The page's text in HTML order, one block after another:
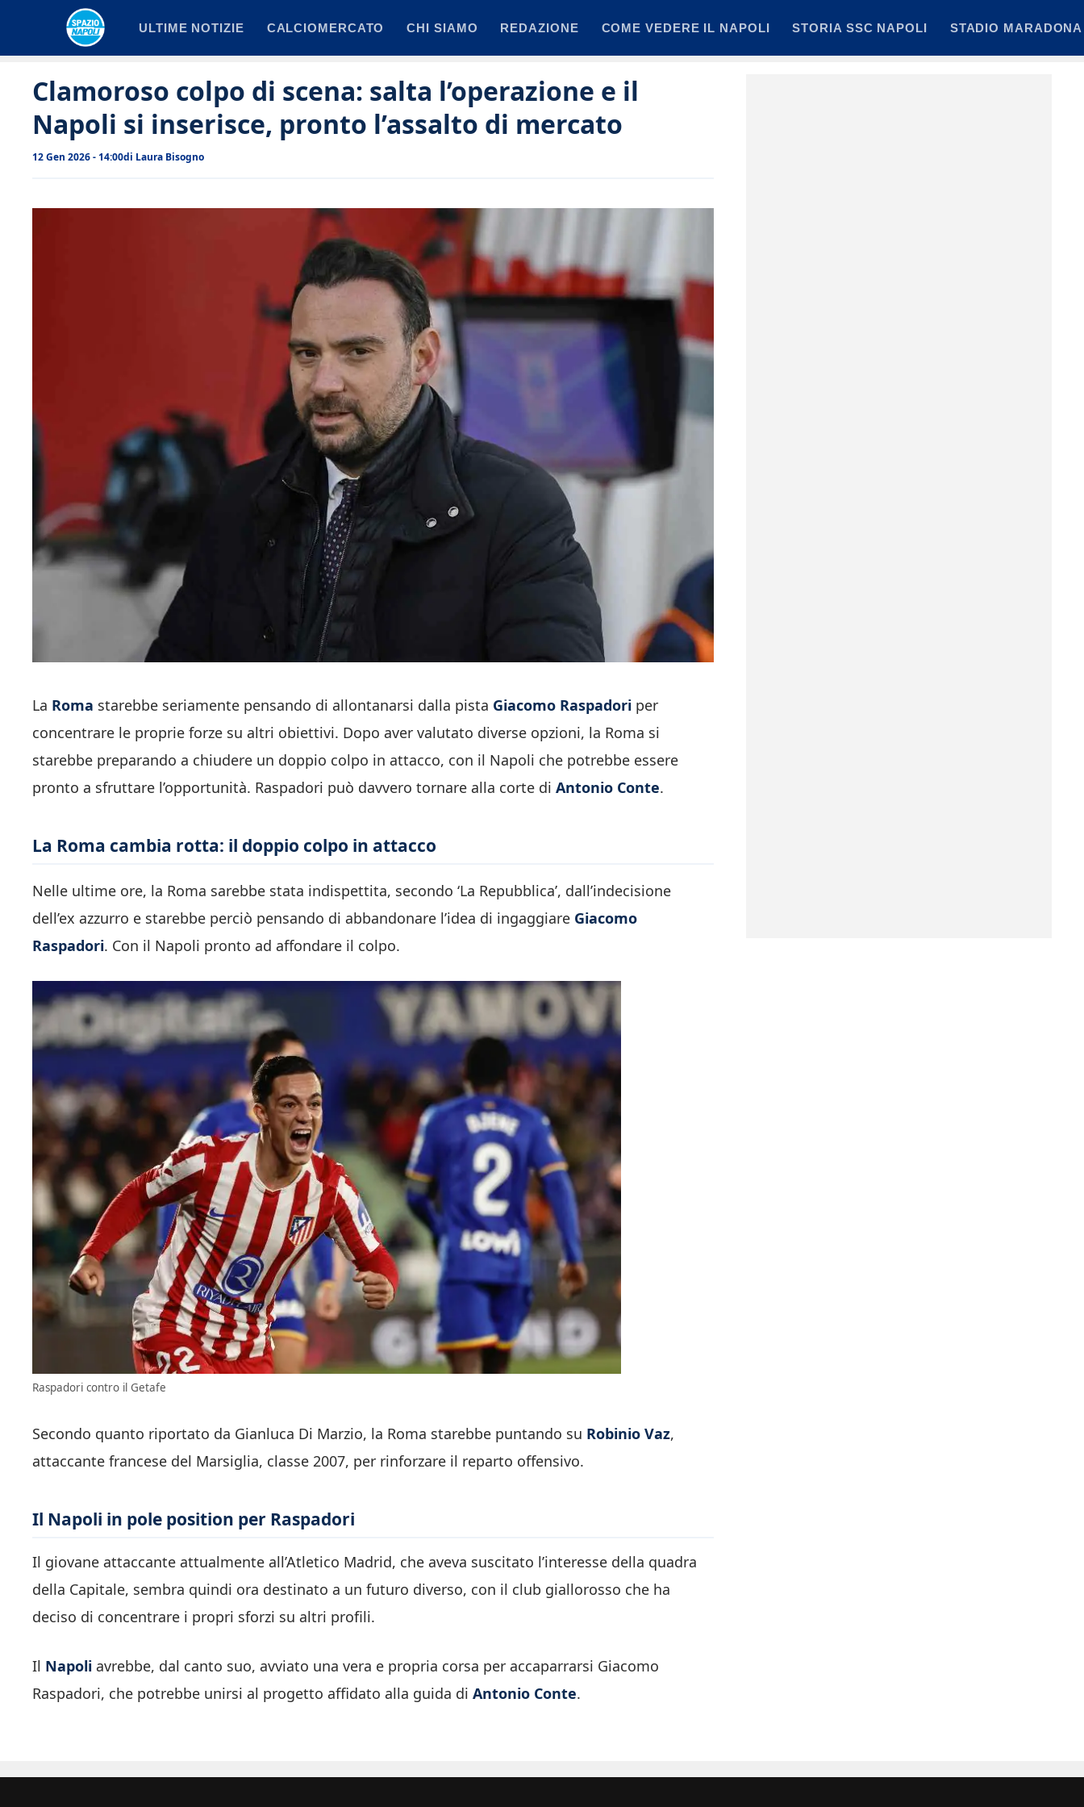
ULTIME NOTIZIE CALCIOMERCATO CHI SIAMO REDAZIONE COME VEDERE IL NAPOLI STORIA SSC NAPOLI STADIO MARADONA
Clamoroso colpo di scena: salta l’operazione e il
Napoli si inserisce, pronto l’assalto di mercato
12 Gen 2026 - 14:00di Laura Bisogno
La Roma starebbe seriamente pensando di allontanarsi dalla pista Giacomo Raspadori per
concentrare le proprie forze su altri obiettivi. Dopo aver valutato diverse opzioni, la Roma si
starebbe preparando a chiudere un doppio colpo in attacco, con il Napoli che potrebbe essere
pronto a sfruttare l’opportunità. Raspadori può davvero tornare alla corte di Antonio Conte.
La Roma cambia rotta: il doppio colpo in attacco
Nelle ultime ore, la Roma sarebbe stata indispettita, secondo ‘La Repubblica’, dall’indecisione
dell’ex azzurro e starebbe perciò pensando di abbandonare l’idea di ingaggiare Giacomo
Raspadori. Con il Napoli pronto ad affondare il colpo.
Raspadori contro il Getafe
Secondo quanto riportato da Gianluca Di Marzio, la Roma starebbe puntando su Robinio Vaz,
attaccante francese del Marsiglia, classe 2007, per rinforzare il reparto offensivo.
Il Napoli in pole position per Raspadori
Il giovane attaccante attualmente all’Atletico Madrid, che aveva suscitato l’interesse della quadra
della Capitale, sembra quindi ora destinato a un futuro diverso, con il club giallorosso che ha
deciso di concentrare i propri sforzi su altri profili.
Il Napoli avrebbe, dal canto suo, avviato una vera e propria corsa per accaparrarsi Giacomo
Raspadori, che potrebbe unirsi al progetto affidato alla guida di Antonio Conte.